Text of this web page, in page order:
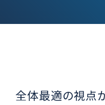
全体最適の視点